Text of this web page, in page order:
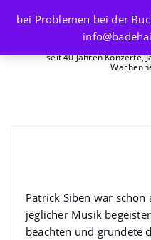
seit 40 Jahren Konzerte,
Patrick Siben war schon
jeglicher Musik
beachten und gründete
bei Problemen bei der